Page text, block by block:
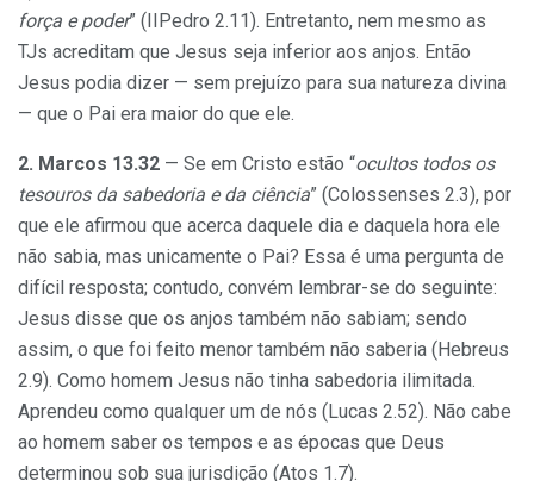
força e poder” (IIPedro 2.11). Entretanto, nem mesmo as
TJs acreditam que Jesus seja inferior aos anjos. Então
Jesus podia dizer — sem prejuízo para sua natureza divina
— que o Pai era maior do que ele.
2. Marcos 13.32 — Se em Cristo estão “ocultos todos os
tesouros da sabedoria e da ciência” (Colossenses 2.3), por
que ele afirmou que acerca daquele dia e daquela hora ele
não sabia, mas unicamente o Pai? Essa é uma pergunta de
difícil resposta; contudo, convém lembrar-se do seguinte:
Jesus disse que os anjos também não sabiam; sendo
assim, o que foi feito menor também não saberia (Hebreus
2.9). Como homem Jesus não tinha sabedoria ilimitada.
Aprendeu como qualquer um de nós (Lucas 2.52). Não cabe
ao homem saber os tempos e as épocas que Deus
determinou sob sua jurisdição (Atos 1.7).